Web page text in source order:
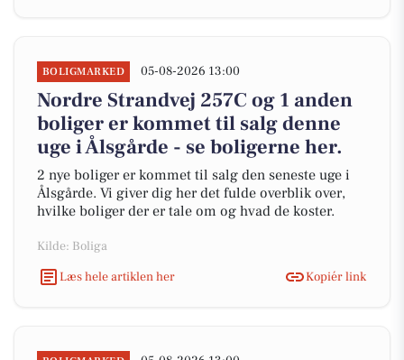
BOLIGMARKED 05-08-2026 13:00
Nordre Strandvej 257C og 1 anden
boliger er kommet til salg denne
uge i Ålsgårde - se boligerne her.
2 nye boliger er kommet til salg den seneste uge i
Ålsgårde. Vi giver dig her det fulde overblik over,
hvilke boliger der er tale om og hvad de koster.
Kilde: Boliga
Læs hele artiklen her
Kopiér link